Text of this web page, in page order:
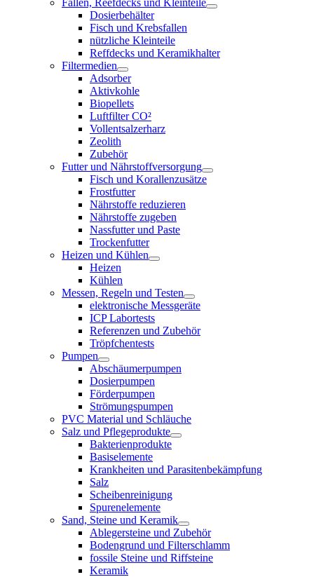
Fallen, Reefdecks und Kleinteile
Dosierbehälter
Fisch und Krebsfallen
nützliche Kleinteile
Reffdecks und Keramikhalter
Filtermedien
Adsorber
Aktivkohle
Biopellets
Luftfilter CO²
Vollentsalzerharz
Zeolith
Zubehör
Futter und Nährstoffversorgung
Fisch und Korallenzusätze
Frostfutter
Nährstoffe reduzieren
Nährstoffe zugeben
Nassfutter und Paste
Trockenfutter
Heizen und Kühlen
Heizen
Kühlen
Messen, Regeln und Testen
elektronische Messgeräte
ICP Labortests
Referenzen und Zubehör
Tröpfchentests
Pumpen
Abschäumerpumpen
Dosierpumpen
Förderpumpen
Strömungspumpen
PVC Material und Schläuche
Salz und Pflegeprodukte
Bakterienprodukte
Basiselemente
Krankheiten und Parasitenbekämpfung
Salz
Scheibenreinigung
Spurenelemente
Sand, Steine und Keramik
Ablegersteine und Zubehör
Bodengrund und Filterschlamm
fossile Steine und Riffsteine
Keramik